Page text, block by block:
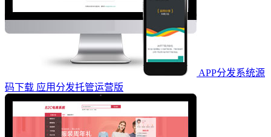
APP分发系统源
码下载 应用分发托管运营版